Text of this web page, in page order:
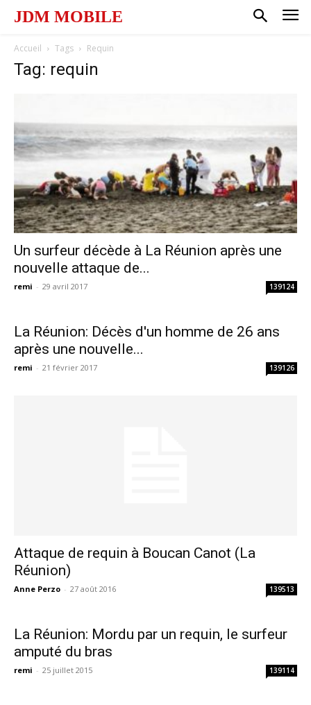
JDM MOBILE
Accueil Tags Requin
Tag: requin
Un surfeur décède à La Réunion après une
nouvelle attaque de...
remi - 29 avril 2017 139124
La Réunion: Décès d'un homme de 26 ans
après une nouvelle...
remi - 21 février 2017 139126
Attaque de requin à Boucan Canot (La
Réunion)
Anne Perzo - 27 août 2016 139513
La Réunion: Mordu par un requin, le surfeur
amputé du bras
remi - 25 juillet 2015 139114